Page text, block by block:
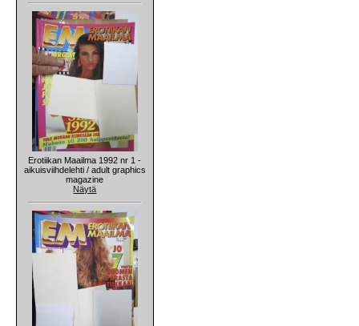
Erotiikan Maailma 1992 nr 1 -
aikuisviihdelehti / adult graphics
magazine
Näytä